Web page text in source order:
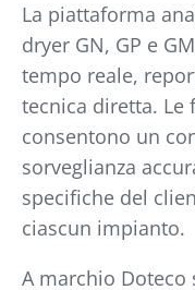
La piattaforma
dryer GN, GP e
tempo reale,
tecnica diretta.
consentono un
sorveglianza
specifiche del
ciascun impianto.
A marchio Doteco